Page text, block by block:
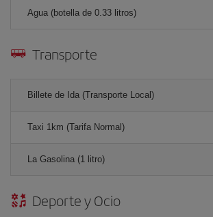
Agua (botella de 0.33 litros)
Transporte
Billete de Ida (Transporte Local)
Taxi 1km (Tarifa Normal)
La Gasolina (1 litro)
Deporte y Ocio